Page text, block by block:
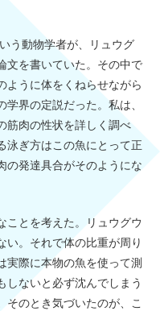
う動物学者が、リュウグ
文を書いていた。その中で
ように体をくねらせながら
界の定説だった。私は、
筋肉の性状を詳しく調べ
泳ぎ方はこの魚にとって正
の発達具合がそのようにな
ことを考えた。リュウグウ
い。それで体の比重が周り
実際に本物の魚を使って測
しないと必ず沈んでしまう
そのとき気づいたのが、こ